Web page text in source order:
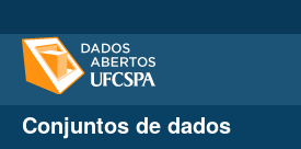
Conjuntos de dados
Conjuntos de dados